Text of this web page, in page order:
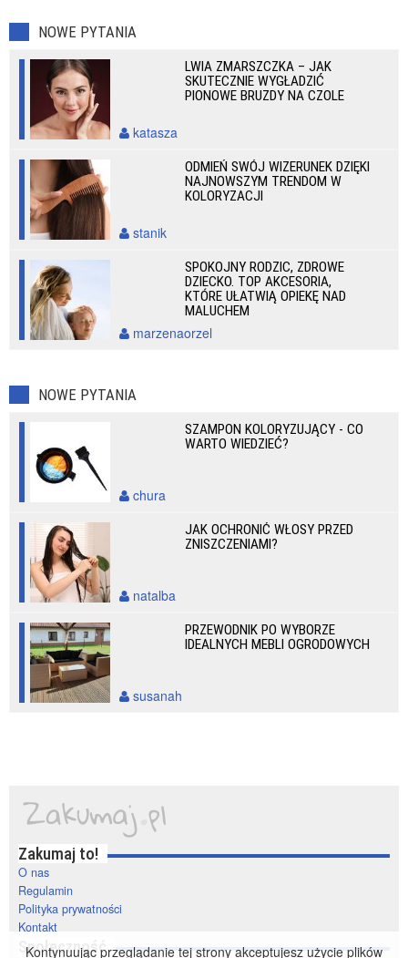
NOWE PYTANIA
LWIA ZMARSZCZKA – JAK
SKUTECZNIE WYGŁADZIĆ
PIONOWE BRUZDY NA CZOLE
katasza
ODMIEŃ SWÓJ WIZERUNEK DZIĘKI
NAJNOWSZYM TRENDOM W
KOLORYZACJI
stanik
SPOKOJNY RODZIC, ZDROWE
DZIECKO. TOP AKCESORIA,
KTÓRE UŁATWIĄ OPIEKĘ NAD
MALUCHEM
marzenaorzel
NOWE PYTANIA
SZAMPON KOLORYZUJĄCY - CO
WARTO WIEDZIEĆ?
chura
JAK OCHRONIĆ WŁOSY PRZED
ZNISZCZENIAMI?
natalba
PRZEWODNIK PO WYBORZE
IDEALNYCH MEBLI OGRODOWYCH
susanah
Zakumaj to!
O nas
Regulamin
Polityka prywatności
Kontakt
Społeczność
Kontynuując przeglądanie tej strony akceptujesz użycie plików